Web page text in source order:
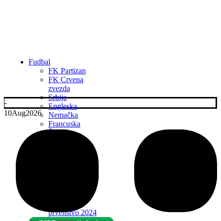
Fudbal
FK Partizan
FK Crvena
zvezda
Srbija
Engleska
Nemačka
Francuska
Španija
prvenstvo 2024
-
10Aug2026